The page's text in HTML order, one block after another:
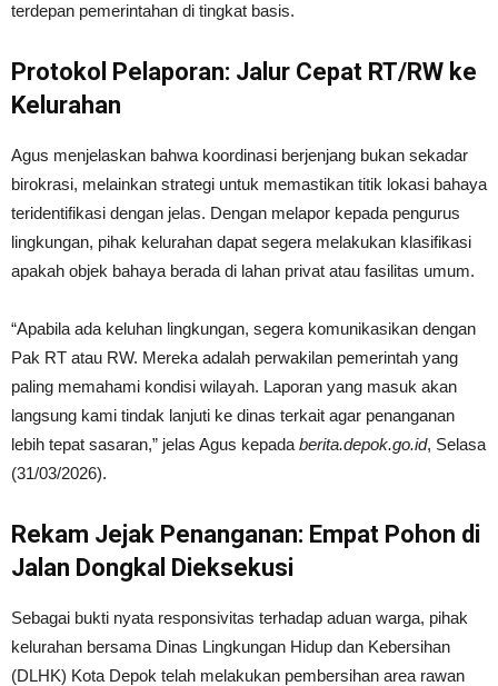
terdepan pemerintahan di tingkat basis.
Protokol Pelaporan: Jalur Cepat RT/RW ke
Kelurahan
Agus menjelaskan bahwa koordinasi berjenjang bukan sekadar
birokrasi, melainkan strategi untuk memastikan titik lokasi bahaya
teridentifikasi dengan jelas. Dengan melapor kepada pengurus
lingkungan, pihak kelurahan dapat segera melakukan klasifikasi
apakah objek bahaya berada di lahan privat atau fasilitas umum.
“Apabila ada keluhan lingkungan, segera komunikasikan dengan
Pak RT atau RW. Mereka adalah perwakilan pemerintah yang
paling memahami kondisi wilayah. Laporan yang masuk akan
langsung kami tindak lanjuti ke dinas terkait agar penanganan
lebih tepat sasaran,” jelas Agus kepada berita.depok.go.id, Selasa
(31/03/2026).
Rekam Jejak Penanganan: Empat Pohon di
Jalan Dongkal Dieksekusi
Sebagai bukti nyata responsivitas terhadap aduan warga, pihak
kelurahan bersama Dinas Lingkungan Hidup dan Kebersihan
(DLHK) Kota Depok telah melakukan pembersihan area rawan